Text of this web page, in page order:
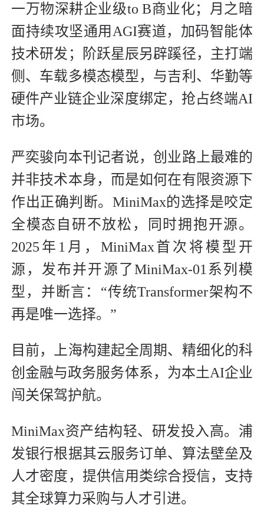
一万物深耕企业级to B商业化；月之暗
面持续攻坚通用AGI赛道，加码智能体
技术研发；阶跃星辰另辟蹊径，主打端
侧、车载多模态模型，与吉利、华勤等
硬件产业链企业深度绑定，抢占终端AI
市场。
严奕骏向本刊记者说，创业路上最难的
并非技术本身，而是如何在有限资源下
作出正确判断。MiniMax的选择是咬定
全模态自研不放松，同时拥抱开源。
2025年1月，MiniMax首次将模型开
源，发布并开源了MiniMax-01系列模
型，并断言：“传统Transformer架构不
再是唯一选择。”
目前，上海构建起全周期、精细化的科
创金融与政务服务体系，为本土AI企业
闯关保驾护航。
MiniMax资产结构轻、研发投入高。浦
发银行根据其云服务订单、算法壁垒及
人才密度，提供信用类综合授信，支持
其全球算力采购与人才引进。